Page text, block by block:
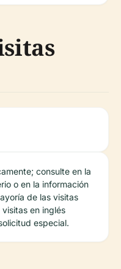
consulte en la
o en la información
de las visitas
visitas en inglés
especial.